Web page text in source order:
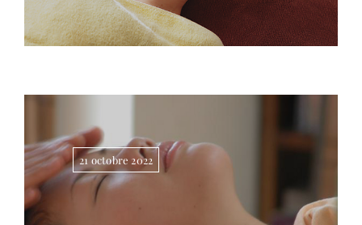
21 octobre 2022